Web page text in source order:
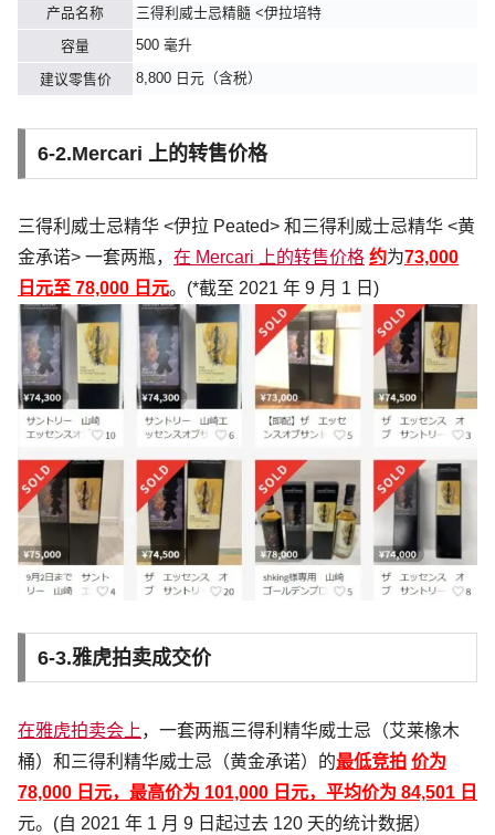
产品名称
三得利威士忌精髓 <伊拉培特
容量
500 毫升
建议零售价 8,800 日元（含税）
6-2.Mercari 上的转售价格
三得利威士忌精华 <伊拉 Peated> 和三得利威士忌精华 <黄
金承诺> 一套两瓶， 在 Mercari 上的转售价格 约为73,000
日元至 78,000 日元。(*截至 2021 年 9 月 1 日)
6-3.雅虎拍卖成交价
在雅虎拍卖会上 ，一套两瓶三得利精华威士忌（艾莱橡木
桶）和三得利精华威士忌（黄金承诺）的最低竞拍 价为
78,000 日元，最高价为 101,000 日元，平均价为 84,501 日
元。(自 2021 年 1 月 9 日起过去 120 天的统计数据）